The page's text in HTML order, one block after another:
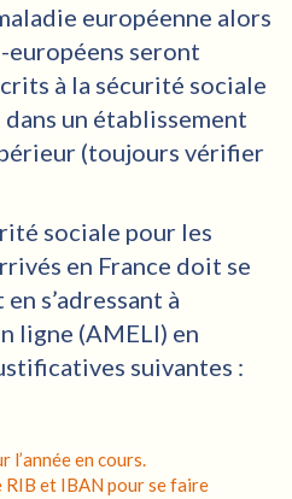
européenne alors
européens seront
à la sécurité sociale
un établissement
(toujours vérifier
sociale pour les
en France doit se
s’adressant à
ligne (AMELI) en
suivantes :
en cours.
RIB et IBAN pour se faire